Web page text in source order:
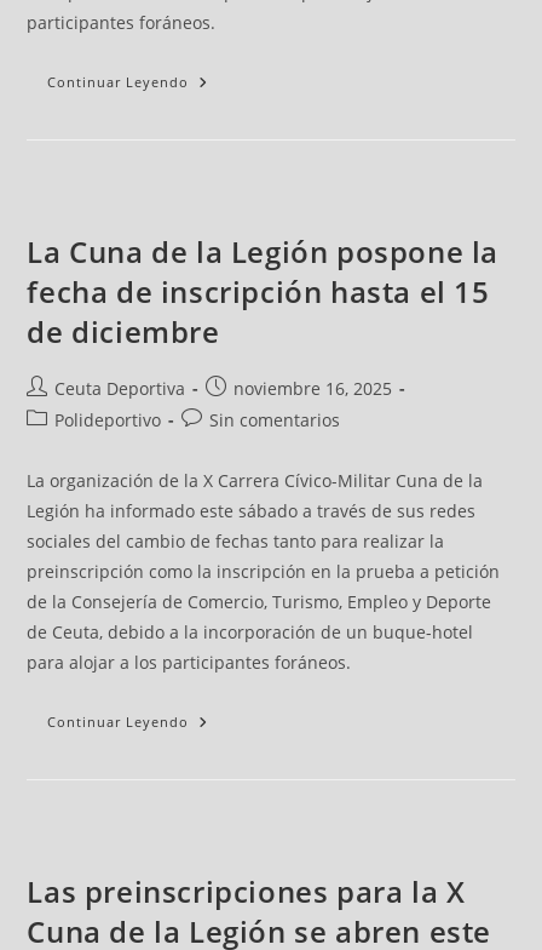
participantes foráneos.
Continuar Leyendo
La Cuna de la Legión pospone la
fecha de inscripción hasta el 15
de diciembre
Ceuta Deportiva
noviembre 16, 2025
Polideportivo
Sin comentarios
La organización de la X Carrera Cívico-Militar Cuna de la
Legión ha informado este sábado a través de sus redes
sociales del cambio de fechas tanto para realizar la
preinscripción como la inscripción en la prueba a petición
de la Consejería de Comercio, Turismo, Empleo y Deporte
de Ceuta, debido a la incorporación de un buque-hotel
para alojar a los participantes foráneos.
Continuar Leyendo
Las preinscripciones para la X
Cuna de la Legión se abren este